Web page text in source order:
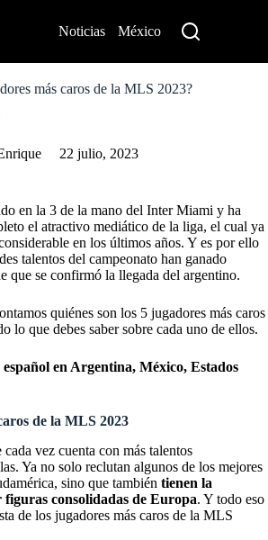
Noticias México
más caros de la MLS 2023?
22 julio, 2023
en la 3 de la mano del Inter Miami y ha
el atractivo mediático de la liga, el cual ya
en los últimos años. Y es por ello
talentos del campeonato han ganado
que se confirmó la llegada del argentino.
quiénes son los 5 jugadores más caros
lo que debes saber sobre cada uno de ellos.
en Argentina, México, Estados
de la MLS 2023
vez cuenta con más talentos
Ya no solo reclutan algunos de los mejores
sino que también tienen la
consolidadas de Europa. Y todo eso
de los jugadores más caros de la MLS